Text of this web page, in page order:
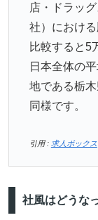
店・ドラッ
社）におけ
比較すると5
日本全体の
地である栃
同様です。
引用 : 求人ボックス
社風はどうな